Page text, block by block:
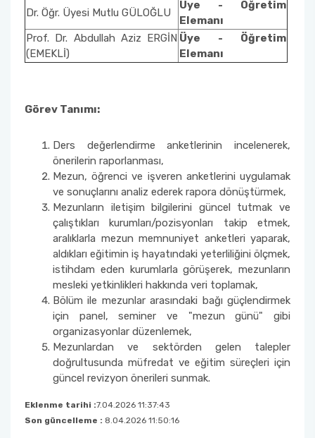
Dr. Öğr. Üyesi Mutlu GÜLOĞLU
Üye - Öğretim
Elemanı
Prof. Dr. Abdullah Aziz ERGİN
(EMEKLİ)
Üye - Öğretim
Elemanı
Görev Tanımı:
Ders değerlendirme anketlerinin incelenerek,
önerilerin raporlanması,
Mezun, öğrenci ve işveren anketlerini uygulamak
ve sonuçlarını analiz ederek rapora dönüştürmek,
Mezunların iletişim bilgilerini güncel tutmak ve
çalıştıkları kurumları/pozisyonları takip etmek,
aralıklarla mezun memnuniyet anketleri yaparak,
aldıkları eğitimin iş hayatındaki yeterliliğini ölçmek,
istihdam eden kurumlarla görüşerek, mezunların
mesleki yetkinlikleri hakkında veri toplamak,
Bölüm ile mezunlar arasındaki bağı güçlendirmek
için panel, seminer ve "mezun günü" gibi
organizasyonlar düzenlemek,
Mezunlardan ve sektörden gelen talepler
doğrultusunda müfredat ve eğitim süreçleri için
güncel revizyon önerileri sunmak.
Eklenme tarihi :7.04.2026 11:37:43
Son güncelleme : 8.04.2026 11:50:16
Eğitim ve Öğretim Komisyonu
İç Dış Paydaş Komisyonu
Öğretim Kadrosu Planlama Komisyonu
Eğitim Öğretim Programları İyileştirme
Komisyonu
Mezunlarla İletişim, Ölçme ve Değerlendirme
Komisyonu
Eğitim-Öğretim Planı ve Sınav Yönetimi
Komisyonu
Eğitim-Öğretim Alt Yapı ve Bilgisayar
Laboratuvar Komisyonu
Projeler ve Kurum Desteği/Bütçe Komisyonu